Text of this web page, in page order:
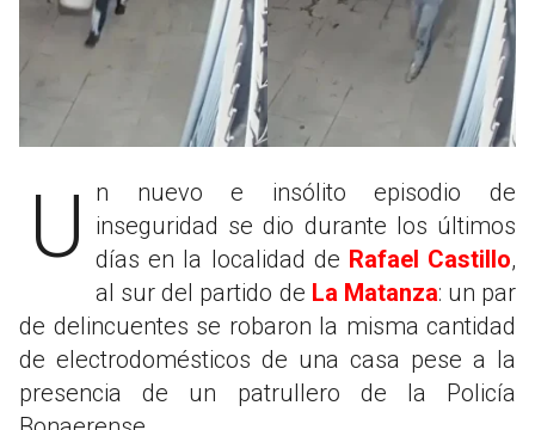
Un nuevo e insólito episodio de
inseguridad se dio durante los últimos
días en la localidad de Rafael Castillo,
al sur del partido de La Matanza: un par
de delincuentes se robaron la misma cantidad
de electrodomésticos de una casa pese a la
presencia de un patrullero de la Policía